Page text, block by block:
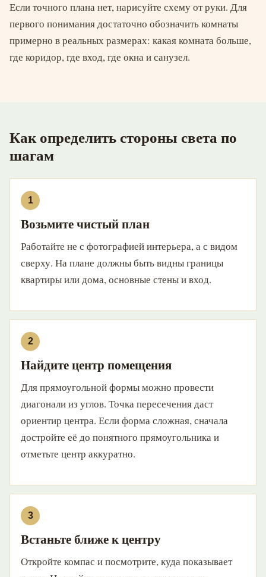
Если точного плана нет, нарисуйте схему от руки. Для
первого понимания достаточно обозначить комнаты
примерно в реальных размерах: какая комната больше,
где коридор, где вход, где окна и санузел.
Как определить стороны света по
шагам
Возьмите чистый план
Работайте не с фотографией интерьера, а с видом
сверху. На плане должны быть видны границы
квартиры или дома, основные стены и вход.
Найдите центр помещения
Для прямоугольной формы можно провести
диагонали из углов. Точка пересечения даст
ориентир центра. Если форма сложная, сначала
достройте её до понятного прямоугольника и
отметьте центр аккуратно.
Встаньте ближе к центру
Откройте компас и посмотрите, куда показывает